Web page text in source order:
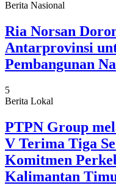
Berita Nasional
Ria Norsan
Antarprovinsi
Pembangunan
5
Berita Lokal
PTPN Group
V Terima Tiga
Komitmen
Kalimantan